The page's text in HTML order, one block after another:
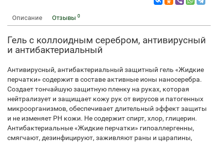
Описание Отзывы 0
Гель с коллоидным серебром, антивирусный
и антибактериальный
Антивирусный, антибактериальный защитный гель «Жидкие
перчатки» содержит в составе активные ионы наносеребра.
Создает тончайшую защитную пленку на руках, которая
нейтрализует и защищает кожу рук от вирусов и патогенных
микроорганизмов, обеспечивает длительный эффект защиты
и не изменяет PH кожи. Не содержит спирт, хлор, глицерин.
Антибактериальные «Жидкие перчатки» гипоаллергенны,
смягчают, дезинфицируют, заживляют раны и царапины,